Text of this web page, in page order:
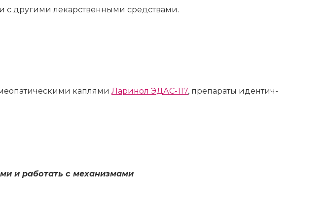
с дру­ги­ми ле­кар­ствен­ны­ми сред­ства­ми.
кап­ля­ми Ла­ри­нол ЭДАС-117, пре­па­ра­ты иден­тич­
и ра­бо­тать с ме­ха­низ­ма­ми